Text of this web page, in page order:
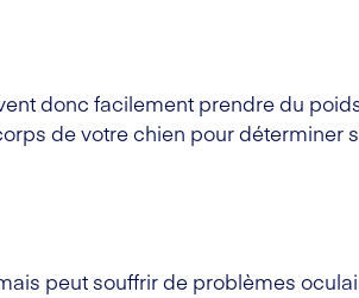
donc facilement prendre du
de votre chien pour déterminer
peut souffrir de problèmes